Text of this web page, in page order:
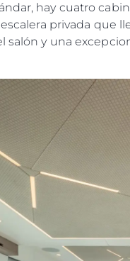
hay cuatro
privada que
salón y una